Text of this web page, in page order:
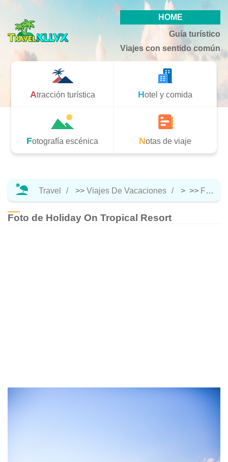
HOME
Guía turístico
Viajes con sentido común
Atracción turística Hotel y comida
Fotografía escénica Notas de viaje
Travel >> Viajes De Vacaciones > >> Fotografía Escénica
Foto de Holiday On Tropical Resort